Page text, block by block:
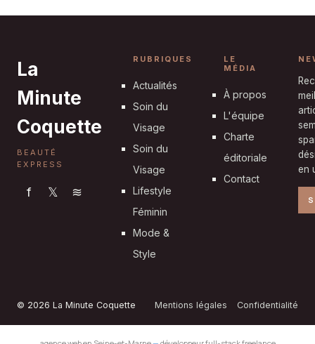
La
Minute
Coquette
BEAUTÉ
EXPRESS
f 𝕏 ≋
RUBRIQUES
Actualités
Soin du
Visage
Soin du
Visage
Lifestyle
Féminin
Mode &
Style
LE
MÉDIA
À propos
L'équipe
Charte
éditoriale
Contact
en
© 2026 La Minute Coquette Mentions légales Confidentialité